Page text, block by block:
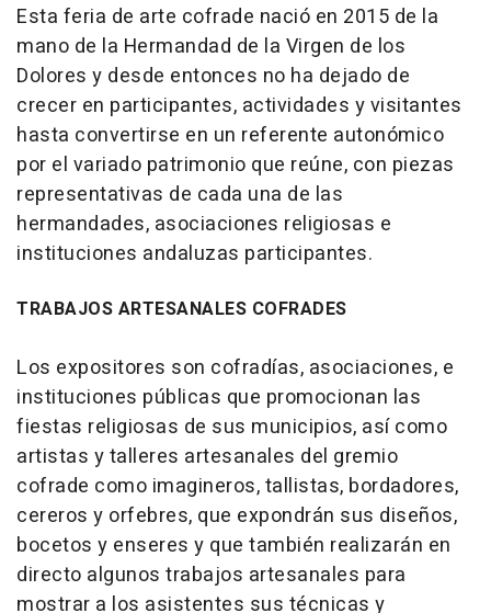
Esta feria de arte cofrade nació en 2015 de la
mano de la Hermandad de la Virgen de los
Dolores y desde entonces no ha dejado de
crecer en participantes, actividades y visitantes
hasta convertirse en un referente autonómico
por el variado patrimonio que reúne, con piezas
representativas de cada una de las
hermandades, asociaciones religiosas e
instituciones andaluzas participantes.
TRABAJOS ARTESANALES COFRADES
Los expositores son cofradías, asociaciones, e
instituciones públicas que promocionan las
fiestas religiosas de sus municipios, así como
artistas y talleres artesanales del gremio
cofrade como imagineros, tallistas, bordadores,
cereros y orfebres, que expondrán sus diseños,
bocetos y enseres y que también realizarán en
directo algunos trabajos artesanales para
mostrar a los asistentes sus técnicas y